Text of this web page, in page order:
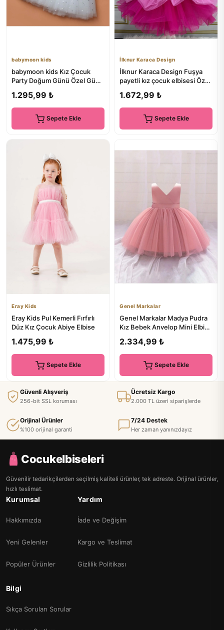
babymoon kids
babymoon kids Kız Çocuk
Party Doğum Günü Özel Gün
1.295,99 ₺
Sepete Ekle
İlknur Karaca Design
İlknur Karaca Design Fuşya
payetli kız çocuk elbisesi Özel
1.672,99 ₺
Sepete Ekle
Eray Kids
Eray Kids Pul Kemerli Fırfırlı
Düz Kız Çocuk Abiye Elbise
1.475,99 ₺
Sepete Ekle
Genel Markalar
Genel Markalar Madya Pudra
Kız Bebek Anvelop Mini Elbise
2.334,99 ₺
Sepete Ekle
Güvenli Alışveriş
256-bit SSL koruması
Ücretsiz Kargo
2.000 TL üzeri siparişlerde
Orijinal Ürünler
%100 orijinal garanti
7/24 Destek
Her zaman yanınızdayız
Cocukelbiseleri
Güvenilir tedarikçilerden seçilmiş kaliteli ürünler, tek adreste. Orijinal ürünler,
hızlı teslimat.
Kurumsal
Hakkımızda
Yeni Gelenler
Popüler Ürünler
Yardım
İade ve Değişim
Kargo ve Teslimat
Gizlilik Politikası
Bilgi
Sıkça Sorulan Sorular